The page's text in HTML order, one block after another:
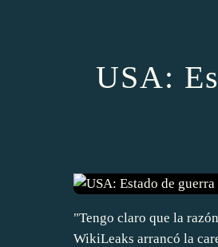
USA:
"Tengo claro que la
WikiLeaks arrancó la